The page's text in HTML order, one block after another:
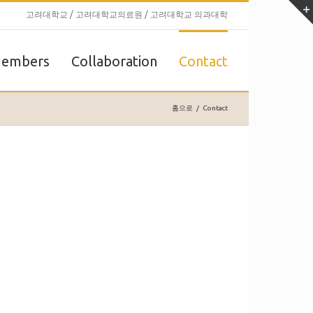
고려대학교 / 고려대학교의료원 / 고려대학교 의과대학
Collaboration Contact
홈으로 / Contact